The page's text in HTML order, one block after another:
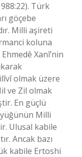
Türk
göçebe
Milli aşireti
koluna
Xanî’nin
olmak üzere
ve Zil olmak
En güçlü
Milli
Ulusal kabile
Ancak bazı
kabile Ertoshi